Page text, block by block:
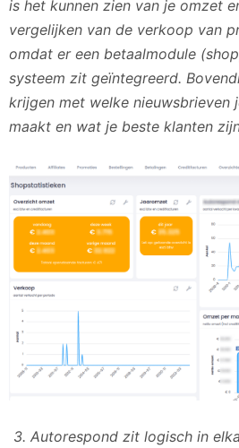
is het kunnen zien van je omzet
vergelijken van de verkoop van
omdat er een betaalmodule
systeem zit geïntegreerd.
krijgen met welke nieuwsbrieven
maakt en wat je beste klanten
3. Autorespond zit logisch in